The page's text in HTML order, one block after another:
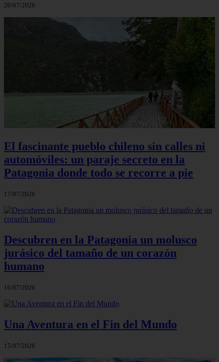
20/07/2026
El fascinante pueblo chileno sin calles ni
automóviles: un paraje secreto en la
Patagonia donde todo se recorre a pie
17/07/2026
Descubren en la Patagonia un molusco
jurásico del tamaño de un corazón
humano
16/07/2026
Una Aventura en el Fin del Mundo
15/07/2026